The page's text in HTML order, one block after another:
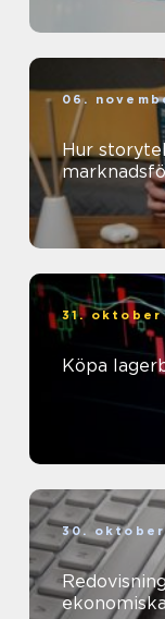
06.
Hur
31. oktober
Köpa
30. oktober